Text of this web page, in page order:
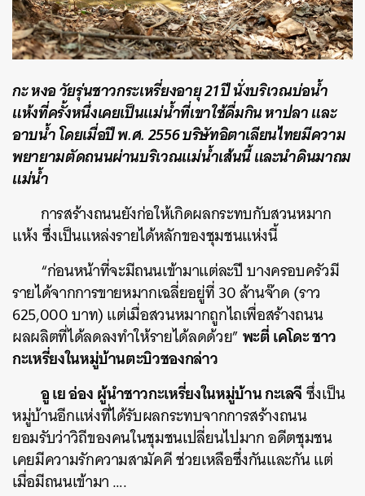
กะ หงอ วัยรุ่นชาวกระเหรี่ยงอายุ 21 ปี นั่งบริเวณบ่อน้ำ
แห้งที่ครั้งหนึ่งเคยเป็นแม่น้ำที่เขาใช้ดื่มกิน หาปลา และ
อาบน้ำ โดยเมื่อปี พ.ศ. 2556 บริษัทอิตาเลียนไทยมีความ
พยายามตัดถนนผ่านบริเวณแม่น้ำเส้นนี้ และนำดินมาถม
แม่น้ำ
การสร้างถนนยังก่อให้เกิดผลกระทบกับสวนหมาก
แห้ง ซึ่งเป็นแหล่งรายได้หลักของชุมชนแห่งนี้
“ก่อนหน้าที่จะมีถนนเข้ามาแต่ละปี บางครอบครัวมี
รายได้จากการขายหมากเฉลี่ยอยู่ที่ 30 ล้านจ๊าด (ราว
625,000 บาท) แต่เมื่อสวนหมากถูกไถเพื่อสร้างถนน
ผลผลิตที่ได้ลดลงทำให้รายได้ลดด้วย”พะตี่ เคโดะ ชาว
กะเหรี่ยงในหมู่บ้านตะบิวชองกล่าว
อู เย อ่องผู้นำชาวกะเหรี่ยงในหมู่บ้าน กะเลจีซึ่งเป็น
หมู่บ้านอีกแห่งที่ได้รับผลกระทบจากการสร้างถนน
ยอมรับว่าวิถีของคนในชุมชนเปลี่ยนไปมาก อดีตชุมชน
เคยมีความรักความสามัคคี ช่วยเหลือซึ่งกันและกัน แต่
เมื่อมีถนนเข้ามา ….